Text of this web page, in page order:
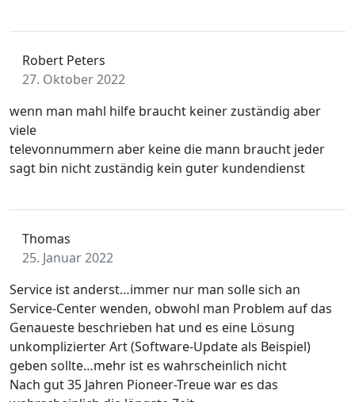
Robert Peters
27. Oktober 2022
wenn man mahl hilfe braucht keiner zuständig aber
viele
televonnummern aber keine die mann braucht jeder
sagt bin nicht zuständig kein guter kundendienst
Thomas
25. Januar 2022
Service ist anderst…immer nur man solle sich an
Service-Center wenden, obwohl man Problem auf das
Genaueste beschrieben hat und es eine Lösung
unkomplizierter Art (Software-Update als Beispiel)
geben sollte…mehr ist es wahrscheinlich nicht
Nach gut 35 Jahren Pioneer-Treue war es das